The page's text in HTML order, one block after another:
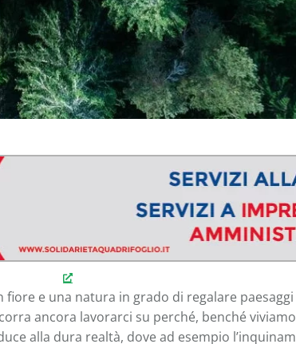
e una natura in grado di regalare
ancora lavorarci su perché, benché
alla dura realtà, dove ad esempio